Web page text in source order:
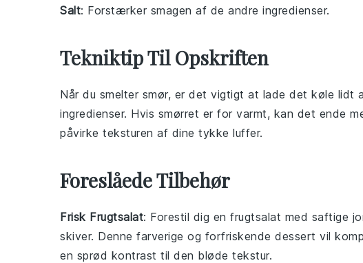
Salt: Forstærker smagen af de andre ingredienser.
Tekniktip Til Opskriften
Når du smelter smør, er det vigtigt at lade det køle lidt
ingredienser. Hvis smørret er for varmt, kan det ende
påvirke teksturen af dine tykke luffer.
Foreslåede Tilbehør
Frisk Frugtsalat: Forestil dig en frugtsalat med saftige
skiver. Denne farverige og forfriskende dessert vil
en sprød kontrast til den bløde tekstur.